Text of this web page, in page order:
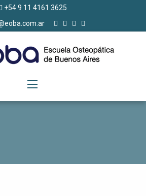
+54 9 11 4161 3625